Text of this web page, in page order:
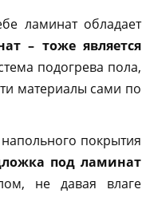
ламинат обладает
– тоже является
подогрева пола,
материалы сами по
покрытия
под ламинат
не давая влаге